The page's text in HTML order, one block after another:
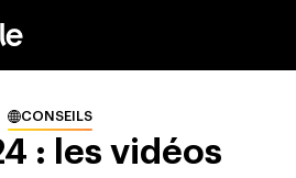
CONSEILS
: les vidéos